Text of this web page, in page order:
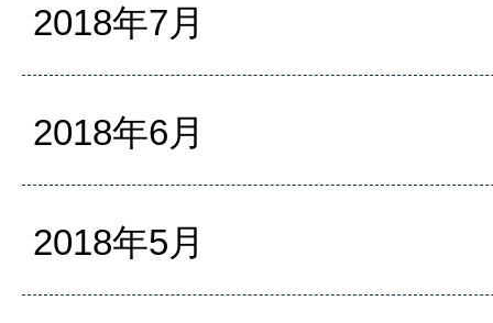
2018年7月
2018年6月
2018年5月